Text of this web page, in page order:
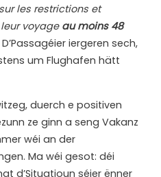
les restrictions et
voyageau moins 48
D’Passagéier iergeren sech,
um Flughafen hätt
duerch e positiven
ze ginn a seng Vakanz
wéi an der
Ma wéi gesot: déi
d’Situatioun séier ënner